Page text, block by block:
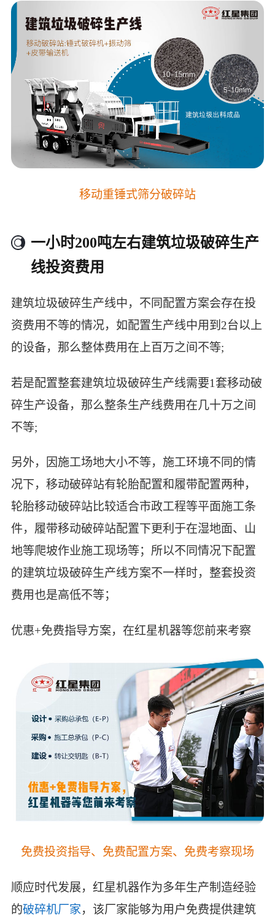
移动重锤式筛分破碎站
一小时200吨左右建筑垃圾破碎生产
线投资费用
建筑垃圾破碎生产线中，不同配置方案会存在投
资费用不等的情况，如配置生产线中用到2台以上
的设备，那么整体费用在上百万之间不等;
若是配置整套建筑垃圾破碎生产线需要1套移动破
碎生产设备，那么整条生产线费用在几十万之间
不等;
另外，因施工场地大小不等，施工环境不同的情
况下，移动破碎站有轮胎配置和履带配置两种，
轮胎移动破碎站比较适合市政工程等平面施工条
件，履带移动破碎站配置下更利于在湿地面、山
地等爬坡作业施工现场等；所以不同情况下配置
的建筑垃圾破碎生产线方案不一样时，整套投资
费用也是高低不等；
优惠+免费指导方案，在红星机器等您前来考察
免费投资指导、免费配置方案、免费考察现场
顺应时代发展，红星机器作为多年生产制造经验
的破碎机厂家，该厂家能够为用户免费提供建筑